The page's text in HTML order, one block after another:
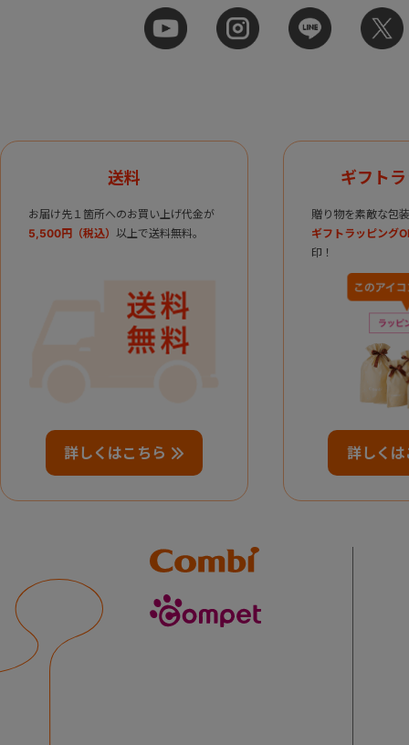
送料
お届け先１箇所へのお買い上げ代金が
5,500円（税込） 以上で送料無料。
詳しくはこちら
ギフト
贈り物を素敵な包
ギフトラッピング
印！
詳しくは
Combi